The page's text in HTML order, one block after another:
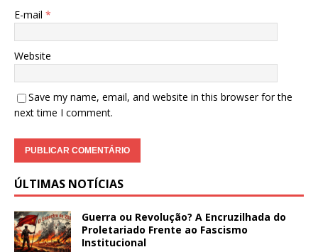
E-mail *
Website
Save my name, email, and website in this browser for the
next time I comment.
ÚLTIMAS NOTÍCIAS
Guerra ou Revolução? A Encruzilhada do
Proletariado Frente ao Fascismo
Institucional